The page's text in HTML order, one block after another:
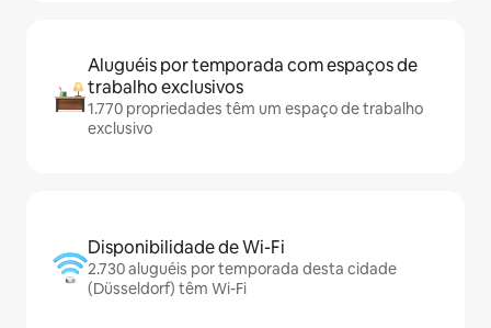
Aluguéis por temporada com espaços de
trabalho exclusivos
1.770 propriedades têm um espaço de trabalho
exclusivo
Disponibilidade de Wi-Fi
2.730 aluguéis por temporada desta cidade
(Düsseldorf) têm Wi-Fi